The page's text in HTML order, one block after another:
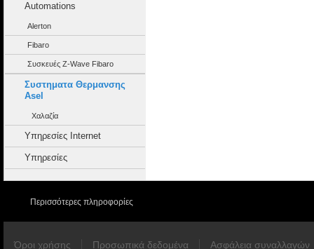
Automations
Alerton
Fibaro
Συσκευές Z-Wave Fibaro
Συστηματα Θερμανσης
Asel
Χαλαζία
Υπηρεσίες Internet
Υπηρεσίες
Περισσότερες πληροφορίες
Όροι χρήσης Προσωπικά δεδομένα Ασφάλεια συναλλαγών